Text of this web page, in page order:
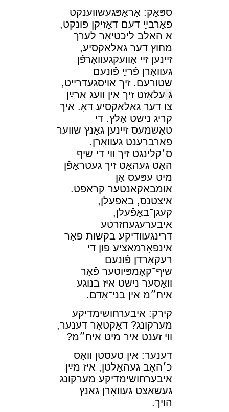
ספּאָק: אַראָפּגעשװענקט
פֿאַרבײַ דעם דאָזיקן פּונקט,
אַ האַלב ליכטיאָר לערך
מחוץ דער גאַלאַקסיע,
זײַנען זײ אַװעקגעװאָרפֿן
געװאָרן פֿרײַ פֿונעם
שטורעם. זיך אױסגעדרײט,
ג עלאָזט זיך אין װעג אַרײַן
צו דער גאַלאַקסיע דאָ. איך
קריג נישט אַלץ. די
טאַשמעס זײַנען גאַנץ שװער
פֿאַרברענט געװאָרן.
ס׳קלינגט זיך װי די שיף
האָט געהאַט זיך געטראָפֿן
מיט עפּעס אַן
אומבאַקאַנטער קראַפֿט.
איצטנס, באַפֿעלן,
קעגן־באַפֿעלן,
איבערעגעחזרטע
דרינגעװדיקע בקשות פֿאַר
אינפֿאָרמאַציע פֿון די
רעקאָרדן פֿונעם
שיף־קאָמפּיוטער פֿאַר
װאָסער נישט איז בנוגע
איח״מ אין בני־אָדם.
קירק: איבערחושימדיקע
מערקונג? דאָקטאָר דענער,
װי זענט איר מיט איח״מ?
דענער: אין טעסטן װאָס
כ׳האָב געהאַלטן, איז מײַן
איבערחושימדיקע מערקונג
געשאַצט געװאָרן גאַנץ
הױך.